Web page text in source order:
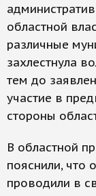
областной
различные
захлестнула
тем до
участие в
стороны
В областной
пояснили, что
проводили в